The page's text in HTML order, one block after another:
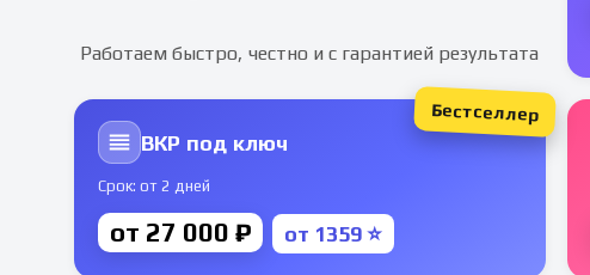
Работаем быстро, честно и с гарантией результата
ВКР под ключ
Срок: от 2 дней
от 27 000 ₽ от 1359 ⭐
Бестселлер